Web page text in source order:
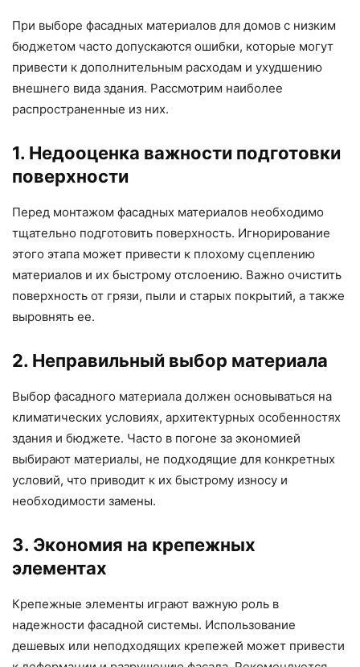
При выборе фасадных материалов для домов с низким
бюджетом часто допускаются ошибки, которые могут
привести к дополнительным расходам и ухудшению
внешнего вида здания. Рассмотрим наиболее
распространенные из них.
1. Недооценка важности подготовки
поверхности
Перед монтажом фасадных материалов необходимо
тщательно подготовить поверхность. Игнорирование
этого этапа может привести к плохому сцеплению
материалов и их быстрому отслоению. Важно очистить
поверхность от грязи, пыли и старых покрытий, а также
выровнять ее.
2. Неправильный выбор материала
Выбор фасадного материала должен основываться на
климатических условиях, архитектурных особенностях
здания и бюджете. Часто в погоне за экономией
выбирают материалы, не подходящие для конкретных
условий, что приводит к их быстрому износу и
необходимости замены.
3. Экономия на крепежных
элементах
Крепежные элементы играют важную роль в
надежности фасадной системы. Использование
дешевых или неподходящих крепежей может привести